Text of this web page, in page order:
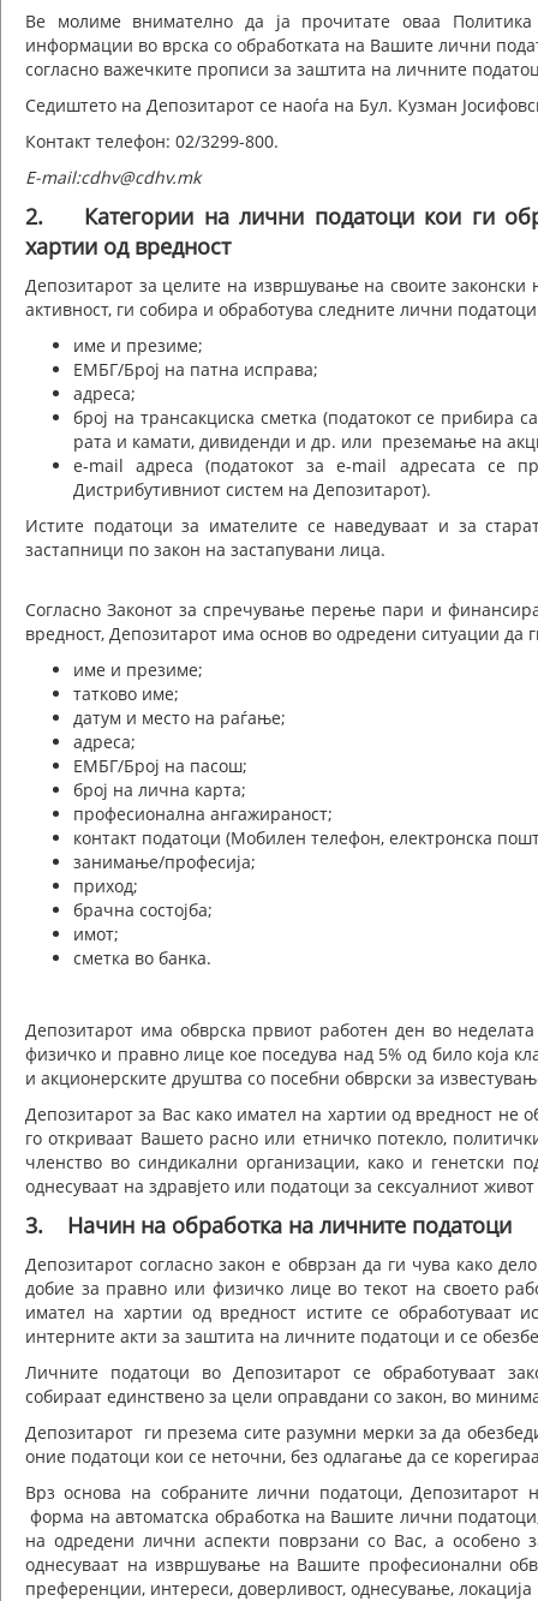
Ве молиме внимателно да ја прочитате оваа
информации во врска со обработката на Вашите лични
согласно важечките прописи за заштита на личните
Седиштето на Депозитарот се наоѓа на Бул. Кузман
Контакт телефон: 02/3299-800.
E-mail:cdhv@cdhv.mk
2. Категории на лични податоци кои ги
хартии од вредност
Депозитарот за целите на извршување на своите
активност, ги собира и обработува следните лични
име и презиме;
ЕМБГ/Број на патна исправа;
адреса;
број на трансакциска сметка (податокот се прибира
рата и камати, дивиденди и др. или преземање на
e-mail адреса (податокот за e-mail адресата се
Дистрибутивниот систем на Депозитарот).
Истите податоци за имателите се наведуваат и за
застапници по закон на застапувани лица.
Согласно Законот за спречување перење пари и
вредност, Депозитарот има основ во одредени ситуации да
име и презиме;
татково име;
датум и место на раѓање;
адреса;
ЕМБГ/Број на пасош;
број на лична карта;
професионална ангажираност;
контакт податоци (Мобилен телефон, електронска
занимање/професија;
приход;
брачна состојба;
имот;
сметка во банка.
Депозитарот има обврска првиот работен ден во
физичко и правно лице кое поседува над 5% од било која
и акционерските друштва со посебни обврски за
Депозитарот за Вас како имател на хартии од вредност не
го откриваат Вашето расно или етничко потекло,
членство во синдикални организации, како и генетски
однесуваат на здравјето или податоци за сексуалниот
3. Начин на обработка на личните податоци
Депозитарот согласно закон е обврзан да ги чува како
добие за правно или физичко лице во текот на своето
имател на хартии од вредност истите се обработуваат
интерните акти за заштита на личните податоци и се
Личните податоци во Депозитарот се обработуваат
собираат единствено за цели оправдани со закон, во
Депозитарот ги презема сите разумни мерки за да
оние податоци кои се неточни, без одлагање да се
Врз основа на собраните лични податоци,
форма на автоматска обработка на Вашите лични
на одредени лични аспекти поврзани со Вас, а особено
однесуваат на извршување на Вашите професионални
преференции, интереси, доверливост, однесување,